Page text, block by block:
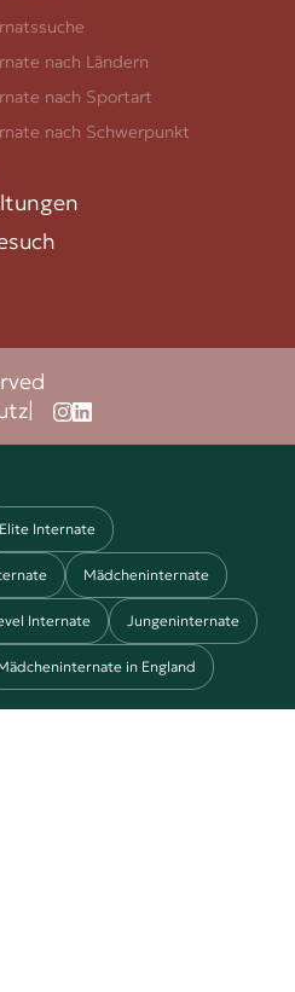
nach Ländern
nach Sportart
nach Schwerpunkt
|
Elite Internate
Mädcheninternate
Internate Jungeninternate
in England